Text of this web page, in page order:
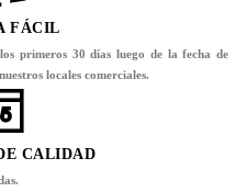
FÁCIL
primeros 30 días luego de la fecha de
locales comerciales.
CALIDAD